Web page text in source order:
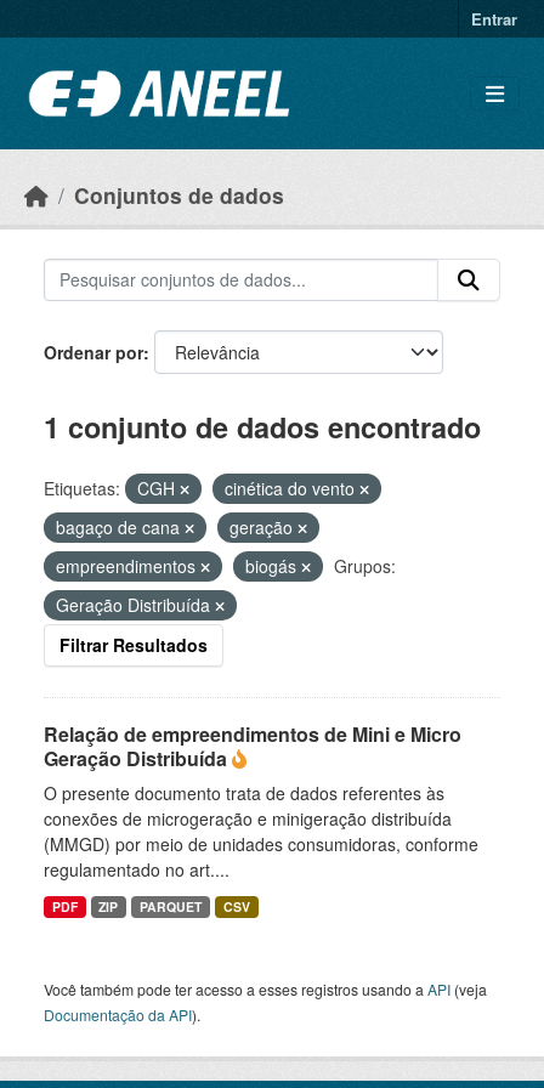
Entrar
Conjuntos de dados
Ordenar por
1 conjunto de dados encontrado
Etiquetas: CGH
cinética do vento
bagaço de cana
geração
empreendimentos
biogás
Grupos:
Geração Distribuída
Filtrar Resultados
Relação de empreendimentos de Mini e Micro
Geração Distribuída
O presente documento trata de dados referentes às
conexões de microgeração e minigeração distribuída
(MMGD) por meio de unidades consumidoras, conforme
regulamentado no art....
PDF ZIP PARQUET CSV
Você também pode ter acesso a esses registros usando a API (veja
Documentação da API).